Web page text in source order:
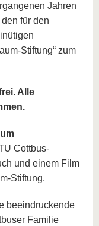
Jahren
für den
Stiftung“ zum
Alle
Cottbus-
und einem Film
Stiftung.
beeindruckende
Familie